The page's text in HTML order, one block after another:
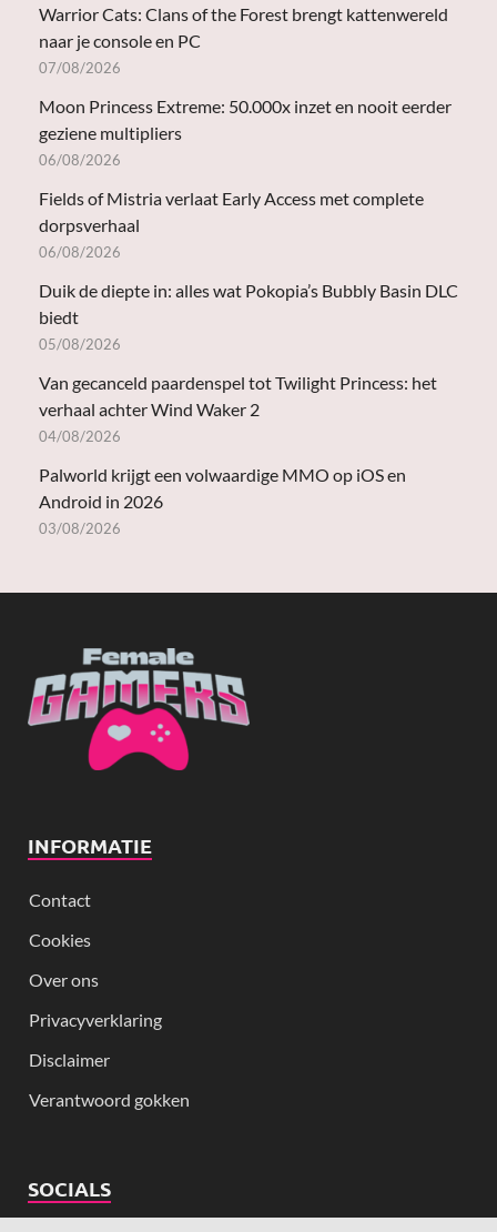
Warrior Cats: Clans of the Forest brengt kattenwereld
naar je console en PC
07/08/2026
Moon Princess Extreme: 50.000x inzet en nooit eerder
geziene multipliers
06/08/2026
Fields of Mistria verlaat Early Access met complete
dorpsverhaal
06/08/2026
Duik de diepte in: alles wat Pokopia’s Bubbly Basin DLC
biedt
05/08/2026
Van gecanceld paardenspel tot Twilight Princess: het
verhaal achter Wind Waker 2
04/08/2026
Palworld krijgt een volwaardige MMO op iOS en
Android in 2026
03/08/2026
INFORMATIE
Contact
Cookies
Over ons
Privacyverklaring
Disclaimer
Verantwoord gokken
SOCIALS